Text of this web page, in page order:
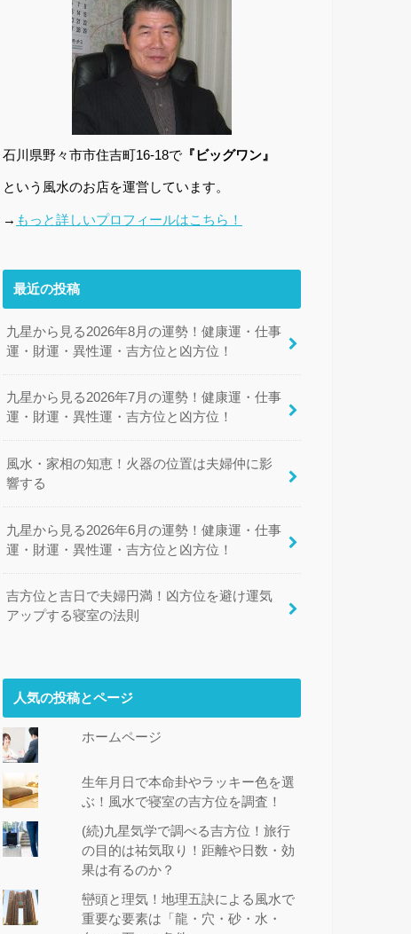
石川県野々市市住吉町16-18で 『ビッグワン』
という風水のお店を運営しています。
→ もっと詳しいプロフィールはこちら！
最近の投稿
九星から見る2026年8月の運勢！健康運・仕事
運・財運・異性運・吉方位と凶方位！
九星から見る2026年7月の運勢！健康運・仕事
運・財運・異性運・吉方位と凶方位！
風水・家相の知恵！火器の位置は夫婦仲に影
響する
九星から見る2026年6月の運勢！健康運・仕事
運・財運・異性運・吉方位と凶方位！
吉方位と吉日で夫婦円満！凶方位を避け運気
アップする寝室の法則
人気の投稿とページ
ホームページ
生年月日で本命卦やラッキー色を選
ぶ！風水で寝室の吉方位を調査！
(続)九星気学で調べる吉方位！旅行
の目的は祐気取り！距離や日数・効
果は有るのか？
巒頭と理気！地理五訣による風水で
重要な要素は「龍・穴・砂・水・